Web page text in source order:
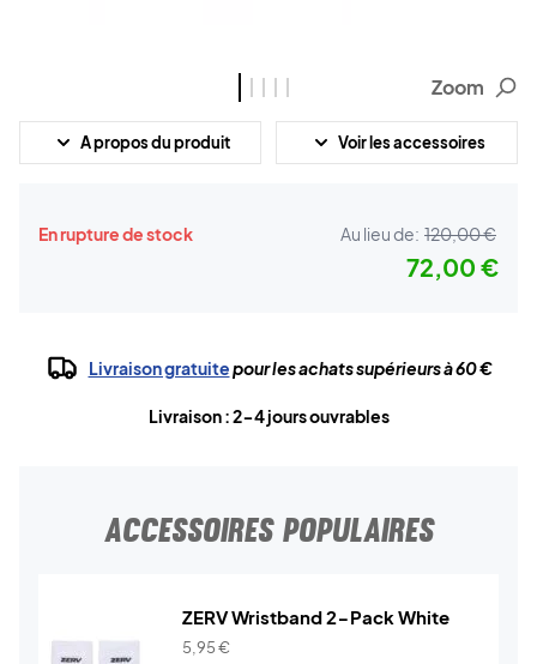
Zoom
A propos du produit Voir les accessoires
En rupture de stock Au lieu de: 120,00 €
72,00 €
Livraison gratuitepour les achats supérieurs à 60 €
Livraison : 2-4 jours ouvrables
ACCESSOIRES POPULAIRES
ZERV Wristband 2-Pack White
5,95€